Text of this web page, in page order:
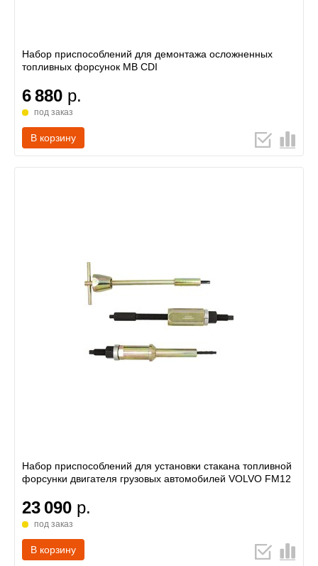
Набор приспособлений для демонтажа осложненных
топливных форсунок MB CDI
6 880 р.
под заказ
В корзину
Набор приспособлений для установки стакана топливной
форсунки двигателя грузовых автомобилей VOLVO FM12
23 090 р.
под заказ
В корзину